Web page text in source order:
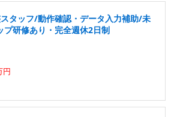
タッフ/動作確認・データ入力補助/未
研修あり・完全週休2日制
円